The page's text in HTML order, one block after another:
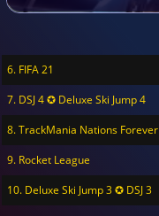
6. FIFA 21
7. DSJ 4 ✪ Deluxe Ski Jump 4
8. TrackMania Nations Forever
9. Rocket League
10. Deluxe Ski Jump 3 ✪ DSJ 3